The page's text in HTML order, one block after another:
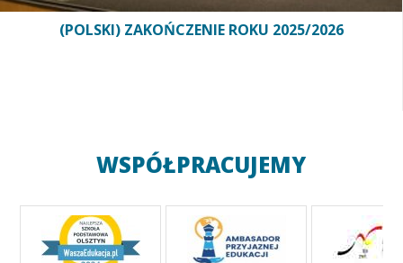
(POLSKI) ZAKOŃCZENIE ROKU 2025/2026
WSPÓŁPRACUJEMY